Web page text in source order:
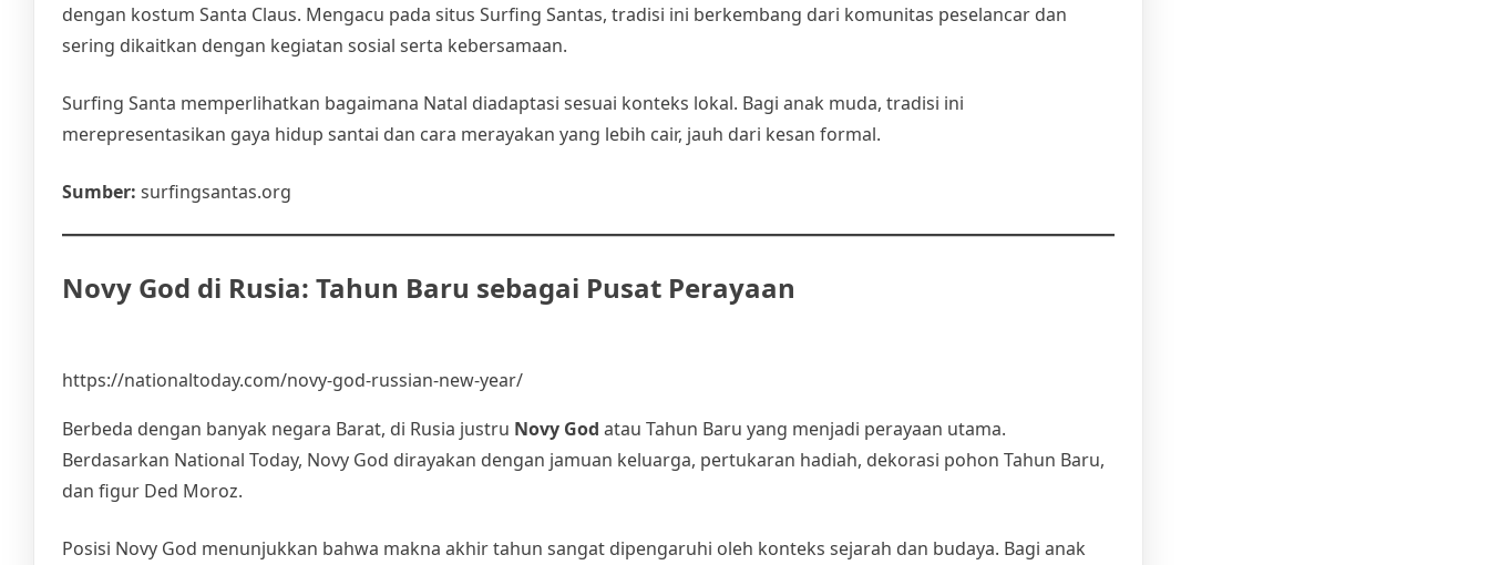
dengan kostum Santa Claus. Mengacu pada situs Surfing Santas, tradisi ini berkembang dari komunitas peselancar dan
sering dikaitkan dengan kegiatan sosial serta kebersamaan.
Surfing Santa memperlihatkan bagaimana Natal diadaptasi sesuai konteks lokal. Bagi anak muda, tradisi ini
merepresentasikan gaya hidup santai dan cara merayakan yang lebih cair, jauh dari kesan formal.
Sumber: surfingsantas.org
Novy God di Rusia: Tahun Baru sebagai Pusat Perayaan
https://nationaltoday.com/novy-god-russian-new-year/
Berbeda dengan banyak negara Barat, di Rusia justru Novy God atau Tahun Baru yang menjadi perayaan utama.
Berdasarkan National Today, Novy God dirayakan dengan jamuan keluarga, pertukaran hadiah, dekorasi pohon Tahun Baru,
dan figur Ded Moroz.
Posisi Novy God menunjukkan bahwa makna akhir tahun sangat dipengaruhi oleh konteks sejarah dan budaya. Bagi anak